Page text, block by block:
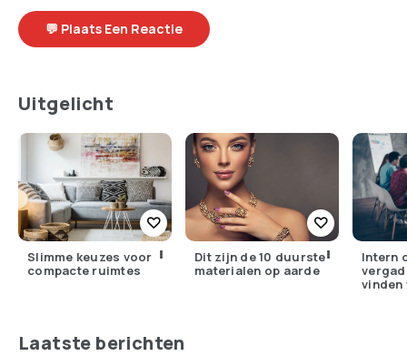
💬 Plaats Een Reactie
Uitgelicht
Slimme keuzes voor
compacte ruimtes
Dit zijn de 10 duurste
materialen op aarde
Intern
vinden
Laatste berichten